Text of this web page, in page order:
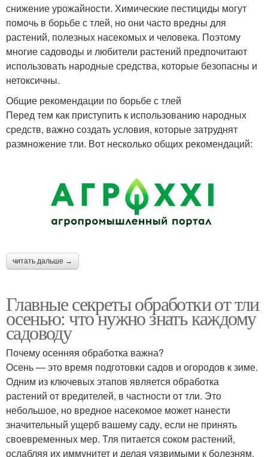
снижение урожайности. Химические пестициды могут
помочь в борьбе с тлей, но они часто вредны для
растений, полезных насекомых и человека. Поэтому
многие садоводы и любители растений предпочитают
использовать народные средства, которые безопасны и
нетоксичны.
Общие рекомендации по борьбе с тлей
Перед тем как приступить к использованию народных
средств, важно создать условия, которые затруднят
размножение тли. Вот несколько общих рекомендаций:
читать дальше →
Главные секреты обработки от тли
осенью: что нужно знать каждому
садоводу
Почему осенняя обработка важна?
Осень — это время подготовки садов и огородов к зиме.
Одним из ключевых этапов является обработка
растений от вредителей, в частности от тли. Это
небольшое, но вредное насекомое может нанести
значительный ущерб вашему саду, если не принять
своевременных мер. Тля питается соком растений,
ослабляя их иммунитет и делая уязвимыми к болезням.